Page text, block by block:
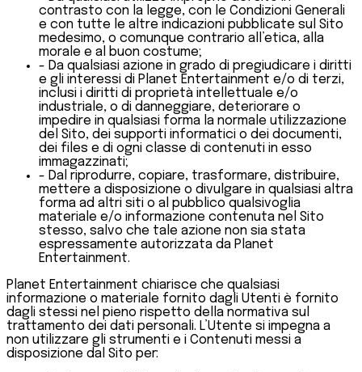
contrasto con la legge, con le Condizioni Generali
e con tutte le altre indicazioni pubblicate sul Sito
medesimo, o comunque contrario all’etica, alla
morale e al buon costume;
- Da qualsiasi azione in grado di pregiudicare i diritti
e gli interessi di Planet Entertainment e/o di terzi,
inclusi i diritti di proprietà intellettuale e/o
industriale, o di danneggiare, deteriorare o
impedire in qualsiasi forma la normale utilizzazione
del Sito, dei supporti informatici o dei documenti,
dei files e di ogni classe di contenuti in esso
immagazzinati;
- Dal riprodurre, copiare, trasformare, distribuire,
mettere a disposizione o divulgare in qualsiasi altra
forma ad altri siti o al pubblico qualsivoglia
materiale e/o informazione contenuta nel Sito
stesso, salvo che tale azione non sia stata
espressamente autorizzata da Planet
Entertainment.
Planet Entertainment chiarisce che qualsiasi
informazione o materiale fornito dagli Utenti è fornito
dagli stessi nel pieno rispetto della normativa sul
trattamento dei dati personali. L’Utente si impegna a
non utilizzare gli strumenti e i Contenuti messi a
disposizione dal Sito per: